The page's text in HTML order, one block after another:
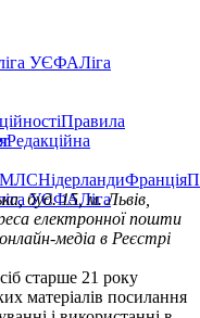
УЄФАЛіга
Правила
Редакційна
МЛСНідерландиФранція
УЄФАЛіга
буд. 15, м. Львів,
електронної пошти
медіа в Реєстрі
старше 21 року
матеріалів посилання